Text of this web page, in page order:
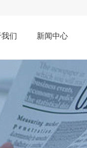
们 新闻中心